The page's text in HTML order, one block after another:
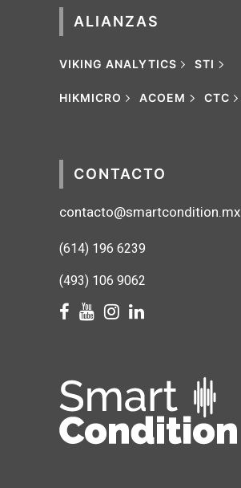
ALIANZAS
VIKING ANALYTICS STI
HIKMICRO ACOEM CTC
CONTACTO
contacto@smartcondition.mx
(614) 196 6239
(493) 106 9062